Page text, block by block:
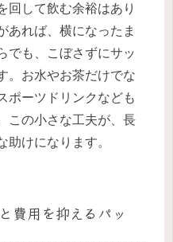
回して飲む余裕はあり
あれば、横になったま
でも、こぼさずにサッ
。お水やお茶だけでな
ポーツドリンクなども
この小さな工夫が、長
助けになります。
費用を抑えるパッ